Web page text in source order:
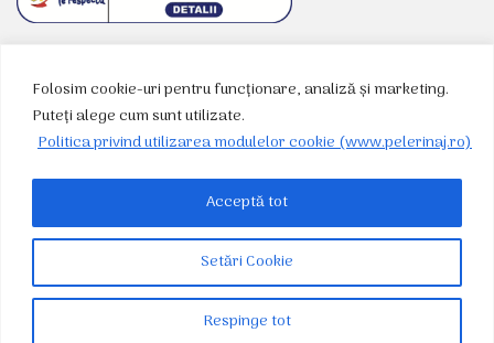
Folosim cookie-uri pentru funcționare, analiză și marketing.
Puteți alege cum sunt utilizate.
Politica privind utilizarea modulelor cookie (www.pelerinaj.ro)
Setări Cookie
Respinge tot
Acceptă tot
RETELE SOCIALE
© 2026Agenția de pelerinaje BASILICA TRAVEL S.R.L. - Patriarhia Română